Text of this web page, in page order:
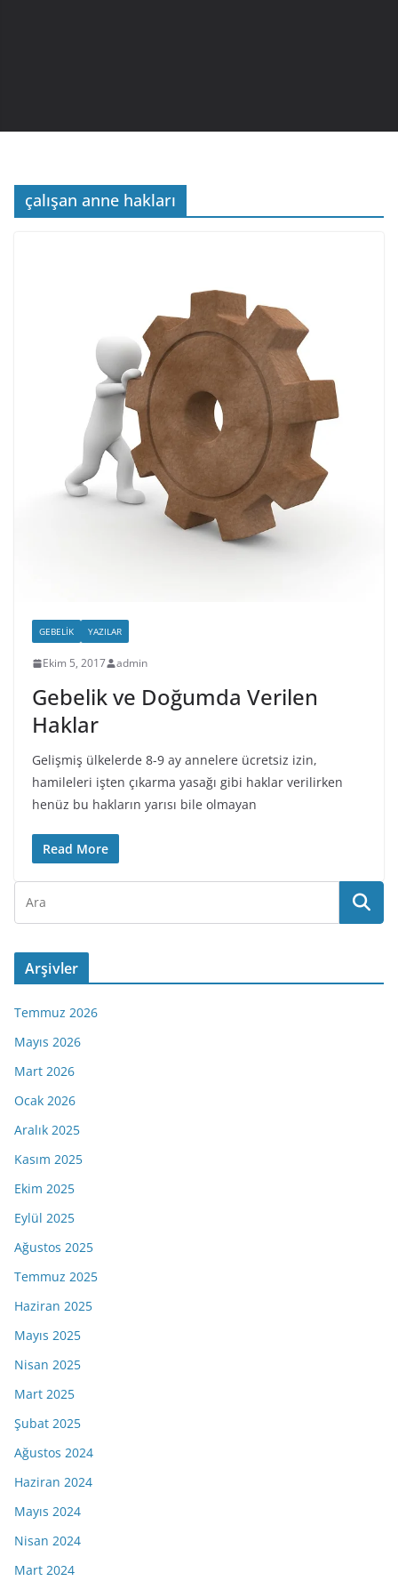
çalışan anne hakları
GEBELIK YAZILAR
Ekim 5, 2017 admin
Gebelik ve Doğumda Verilen
Haklar
Gelişmiş ülkelerde 8-9 ay annelere ücretsiz izin,
hamileleri işten çıkarma yasağı gibi haklar verilirken
henüz bu hakların yarısı bile olmayan
Read More
Arşivler
Temmuz 2026
Mayıs 2026
Mart 2026
Ocak 2026
Aralık 2025
Kasım 2025
Ekim 2025
Eylül 2025
Ağustos 2025
Temmuz 2025
Haziran 2025
Mayıs 2025
Nisan 2025
Mart 2025
Şubat 2025
Ağustos 2024
Haziran 2024
Mayıs 2024
Nisan 2024
Mart 2024